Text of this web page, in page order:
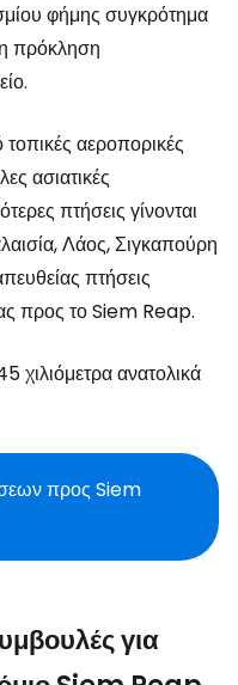
φήμης συγκρότημα
πρόκληση
αεροπορικές
ασιατικές
πτήσεις γίνονται
Λάος, Σιγκαπούρη
πτήσεις
προς το Siem Reap.
χιλιόμετρα ανατολικά
προς Siem
για